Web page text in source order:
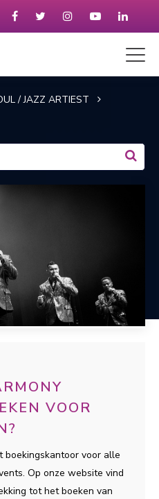
/ JAZZ ARTIEST
VOOR
boekingskantoor voor alle
Op onze website vind
tot het boeken van